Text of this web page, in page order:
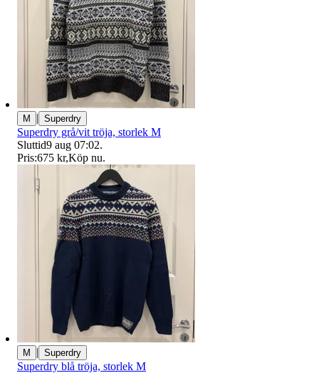
M | Superdry
Superdry grå/vit tröja, storlek M
Sluttid9 aug 07:02.
Pris:675 kr,Köp nu.
M | Superdry
Superdry blå tröja, storlek M